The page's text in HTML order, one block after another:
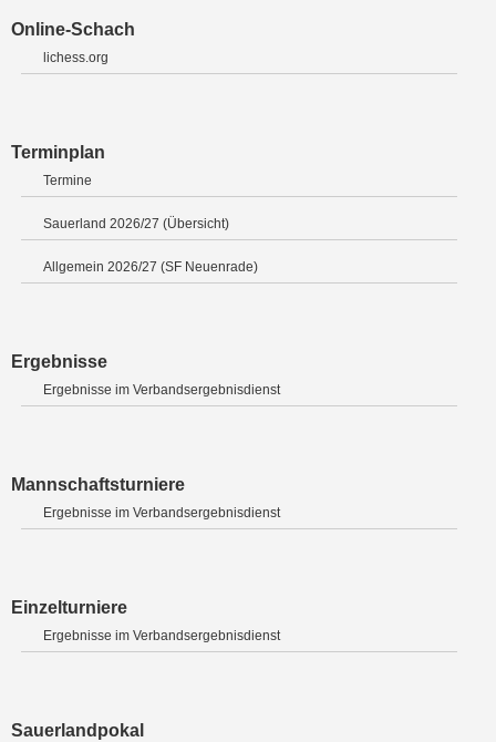
Online-Schach
lichess.org
Terminplan
Termine
Sauerland 2026/27 (Übersicht)
Allgemein 2026/27 (SF Neuenrade)
Ergebnisse
Ergebnisse im Verbandsergebnisdienst
Mannschaftsturniere
Ergebnisse im Verbandsergebnisdienst
Einzelturniere
Ergebnisse im Verbandsergebnisdienst
Sauerlandpokal